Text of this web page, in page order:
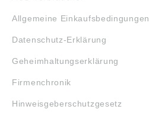
Allgemeine Einkaufsbedingungen
Datenschutz-Erklärung
Geheimhaltungserklärung
Firmenchronik
Hinweisgeberschutzgesetz